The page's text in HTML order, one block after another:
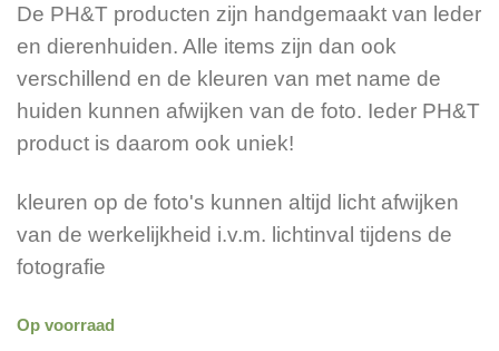
De PH&T producten zijn handgemaakt van leder
en dierenhuiden. Alle items zijn dan ook
verschillend en de kleuren van met name de
huiden kunnen afwijken van de foto. Ieder PH&T
product is daarom ook uniek!
kleuren op de foto's kunnen altijd licht afwijken
van de werkelijkheid i.v.m. lichtinval tijdens de
fotografie
Op voorraad